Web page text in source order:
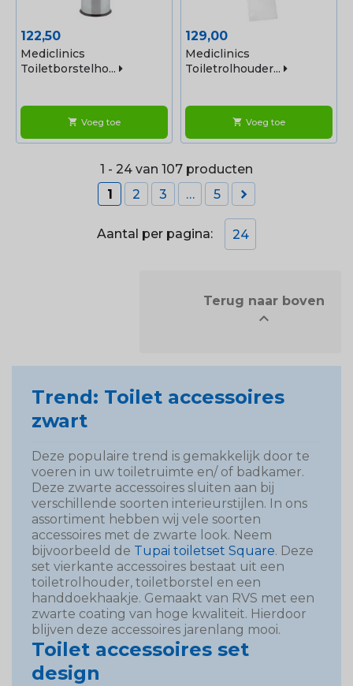
Prijs
122,50
Mediclinics
Toiletborstelho...
shopping_cart Voeg toe
Prijs
129,00
Mediclinics
Toiletrolhouder...
shopping_cart Voeg toe
1 - 24 van 107 producten
1
2 3 … 5 
Aantal per pagina: 24

Trend: Toilet accessoires
zwart
Deze populaire trend is gemakkelijk door te
voeren in uw toiletruimte en/ of badkamer.
Deze zwarte accessoires sluiten aan bij
verschillende soorten interieurstijlen. In ons
assortiment hebben wij vele soorten
accessoires met de zwarte look. Neem
bijvoorbeeld de Tupai toiletset Square. Deze
set vierkante accessoires bestaat uit een
toiletrolhouder, toiletborstel en een
handdoekhaakje. Gemaakt van RVS met een
zwarte coating van hoge kwaliteit. Hierdoor
blijven deze accessoires jarenlang mooi.
Toilet accessoires set
design